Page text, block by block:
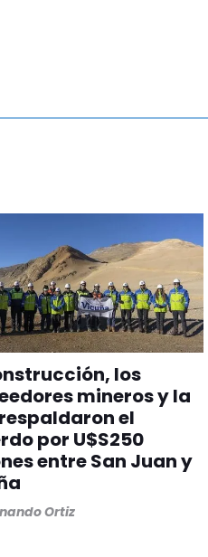
los
mineros y la
el
por U$S250
entre San Juan y
Ortiz